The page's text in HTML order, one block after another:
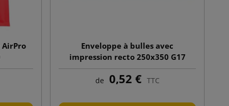
AirPro
Enveloppe à bulles avec
impression recto 250x350 G17
marron
de 0,52 € TTC